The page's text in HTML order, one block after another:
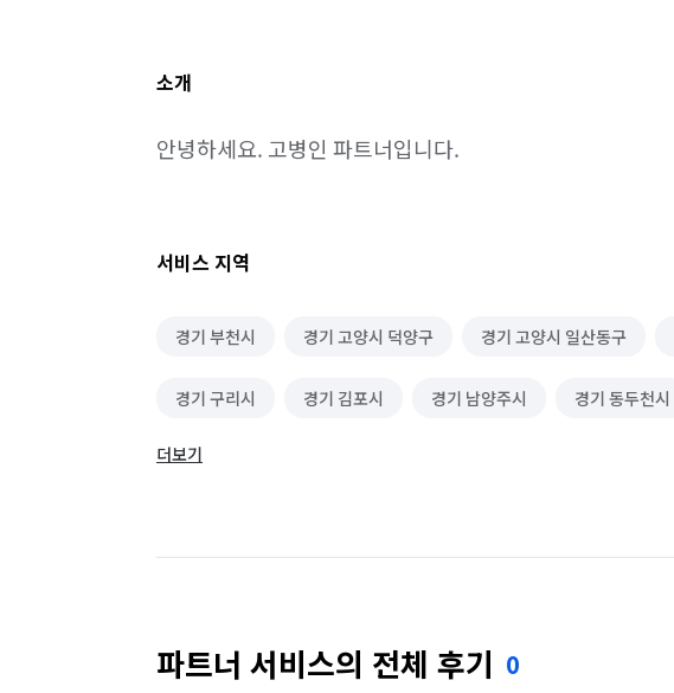
소개
안녕하세요. 고병인 파트너입니다.
서비스 지역
경기 부천시 경기 고양시 덕양구 경기 고양시 일산동구
경기 구리시 경기 김포시 경기 남양주시 경기 동두천시
경기 성남시 수정구
서울 강북구 서울 강서구 서울 광진구
더보기
파트너 서비스의 전체 후기 0